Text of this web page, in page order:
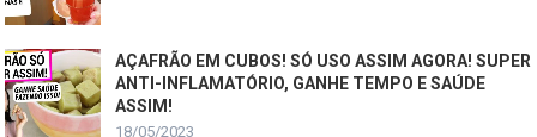
AÇAFRÃO EM CUBOS! SÓ USO ASSIM AGORA! SUPER
ANTI-INFLAMATÓRIO, GANHE TEMPO E SAÚDE
ASSIM!
18/05/2023